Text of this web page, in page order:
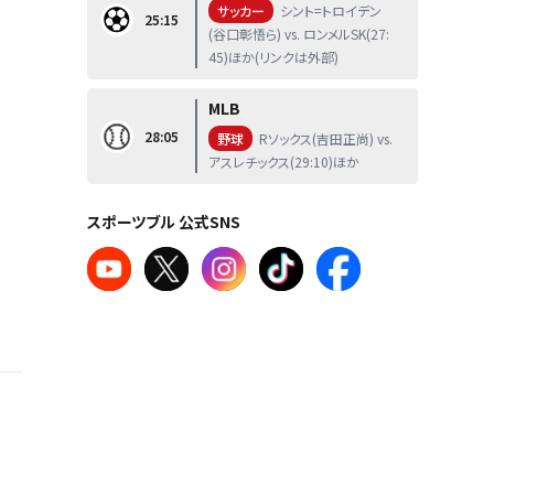
25:15 サッカー
シント=トロイデン
(谷口彰悟ら) vs. ロンメルSK(27:
45)ほか(リンクは外部)
28:05
MLB
野球
Rソックス(吉田正尚) vs.
アスレチックス(29:10)ほか
スポーツブル 公式SNS